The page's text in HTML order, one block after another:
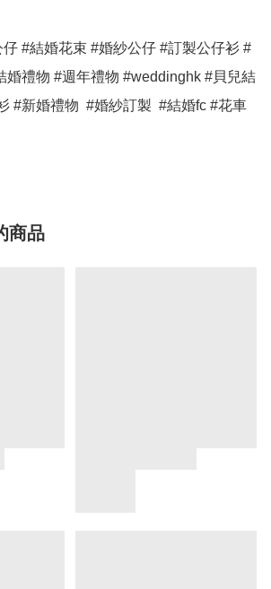
#結婚花束 #婚紗公仔 #訂製公仔衫 #
婚禮物 #週年禮物 #weddinghk #貝兒結
#新婚禮物  #婚紗訂製  #結婚fc #花車
商品